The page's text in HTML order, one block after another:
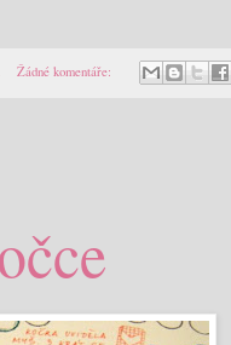
Žádné komentáře: